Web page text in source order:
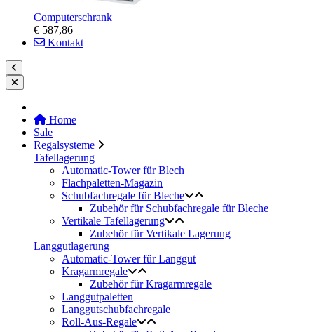
Computerschrank
€ 587,86
Kontakt
Home
Sale
Regalsysteme
Tafellagerung
Automatic-Tower für Blech
Flachpaletten-Magazin
Schubfachregale für Bleche
Zubehör für Schubfachregale für Bleche
Vertikale Tafellagerung
Zubehör für Vertikale Lagerung
Langgutlagerung
Automatic-Tower für Langgut
Kragarmregale
Zubehör für Kragarmregale
Langgutpaletten
Langgutschubfachregale
Roll-Aus-Regale